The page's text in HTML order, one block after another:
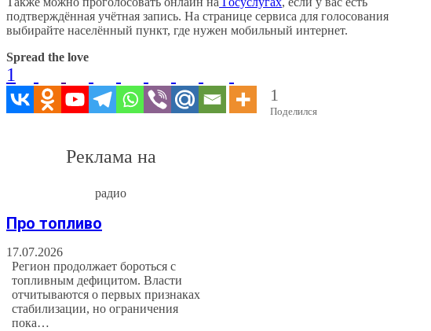
подтверждённая учётная запись. На странице сервиса для голосования
выбирайте населённый пункт, где нужен мобильный интернет.
Spread the love
1
1
Поделился
Реклама на
радио
Про топливо
17.07.2026
Регион продолжает бороться с
топливным дефицитом. Власти
отчитываются о первых признаках
стабилизации, но ограничения
пока…